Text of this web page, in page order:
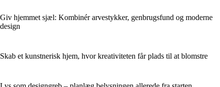
Giv hjemmet sjæl: Kombinér arvestykker, genbrugsfund og moderne
design
Skab et kunstnerisk hjem, hvor kreativiteten får plads til at blomstre